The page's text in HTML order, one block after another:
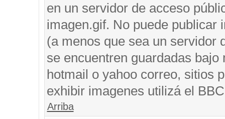
en un servidor de acceso
imagen.gif. No puede publicar
(a menos que sea un servidor
se encuentren guardadas
hotmail o yahoo correo, sitios
exhibir imagenes utilizá el
Arriba